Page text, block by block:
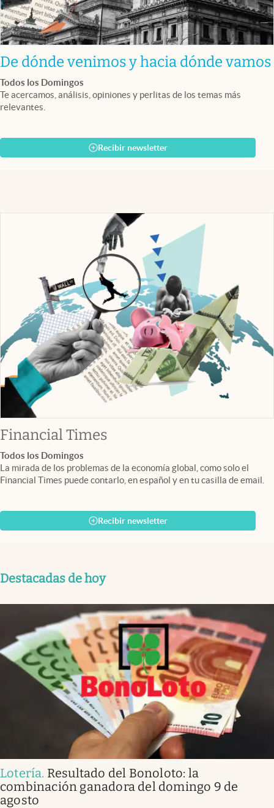
De dónde venimos y hacia dónde vamos
Todos los Domingos
Te acercamos, análisis, opiniones y perlitas de los temas más
relevantes.
Recibir newsletter
Financial Timesabre en nueva pestaña
Todos los Domingos
La mirada de los problemas de la economía global, como solo el
Financial Times puede contarlo, en español y en tu casilla de email.
Recibir newsletter
Destacadas de hoy
Lotería. Resultado del Bonoloto: la
combinación ganadora del domingo 9 de
agosto